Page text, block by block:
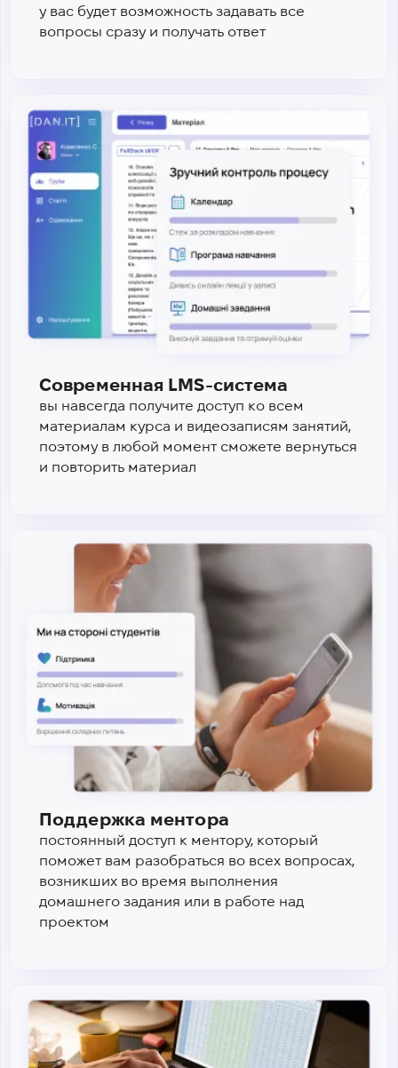
у вас будет возможность задавать все
вопросы сразу и получать ответ
Современная LMS-система
вы навсегда получите доступ ко всем
материалам курса и видеозаписям занятий,
поэтому в любой момент сможете вернуться
и повторить материал
Поддержка ментора
постоянный доступ к ментору, который
поможет вам разобраться во всех вопросах,
возникших во время выполнения
домашнего задания или в работе над
проектом